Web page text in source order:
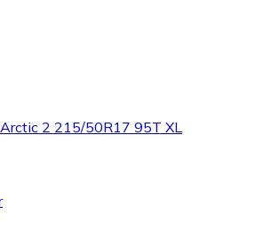
2 215/50R17 95T XL